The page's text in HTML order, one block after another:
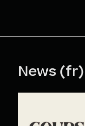
News (fr)